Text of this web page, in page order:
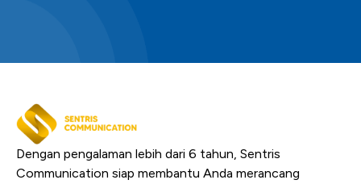
Dengan pengalaman lebih dari 6 tahun, Sentris
Communication siap membantu Anda merancang